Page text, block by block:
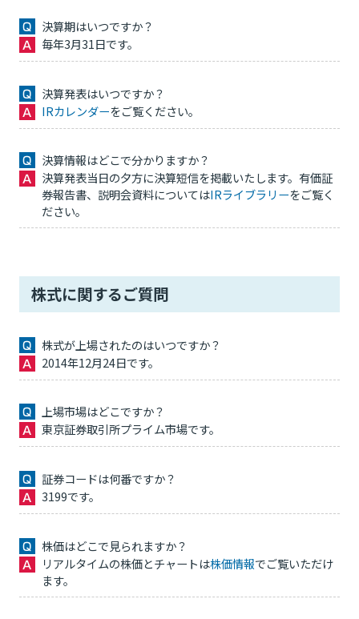
決算期はいつですか？
毎年3月31日です。
決算発表はいつですか？
IRカレンダーをご覧ください。
決算情報はどこで分かりますか？
決算発表当日の夕方に決算短信を掲載いたします。有価証
券報告書、説明会資料についてはIRライブラリーをご覧く
ださい。
株式に関するご質問
株式が上場されたのはいつですか？
2014年12月24日です。
上場市場はどこですか？
東京証券取引所プライム市場です。
証券コードは何番ですか？
3199です。
株価はどこで見られますか？
リアルタイムの株価とチャートは株価情報でご覧いただけ
ます。